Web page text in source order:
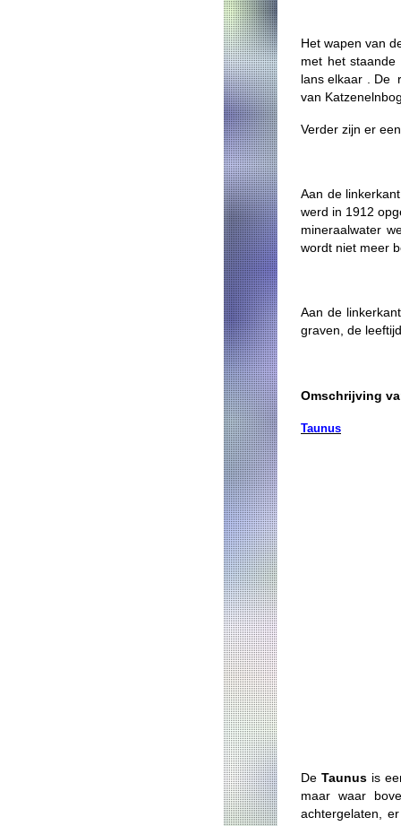
Het wapen van
met het
lans elkaar . De
van
Verder zijn er
Aan de
werd in 1912
mineraalwater
wordt niet meer
Aan de
graven, de
Omschrijving
Taunus
De Taunus is
maar waar
achtergelaten,